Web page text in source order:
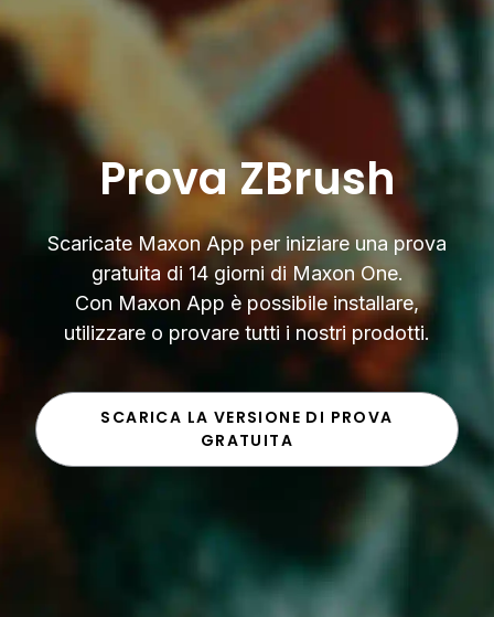
Prova ZBrush
Scaricate Maxon App per iniziare una prova
gratuita di 14 giorni di Maxon One.
Con Maxon App è possibile installare,
utilizzare o provare tutti i nostri prodotti.
SCARICA LA VERSIONE DI PROVA
GRATUITA